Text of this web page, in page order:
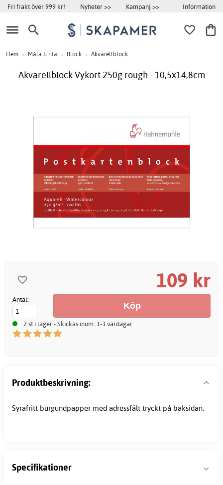
Fri frakt över 999 kr! Nyheter >> Kampanj >> Information
Hem > Måla & rita > Block > Akvarellblock
Akvarellblock Vykort 250g rough - 10,5x14,8cm
109 kr
Antal:
7 st i lager - Skickas inom: 1-3 vardagar
Produktbeskrivning:
Syrafritt burgundpapper med adressfält tryckt på baksidan.
Specifikationer